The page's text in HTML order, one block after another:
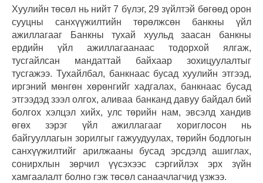
Хуулийн төсөл нь нийт 7 бүлэг, 29 зүйлтэй бөгөөд орон
сууцны санхүүжилтийн төрөлжсөн банкны үйл
ажиллагааг Банкны тухай хуульд заасан банкны
ердийн үйл ажиллагаанаас тодорхой ялгаж,
тусгайлсан мандаттай байхаар зохицуулалтыг
тусгажээ. Тухайлбал, банкнаас бусад хуулийн этгээд,
иргэний мөнгөн хөрөнгийг хадгалах, банкнаас бусад
этгээдэд зээл олгох, аливаа банканд давуу байдал бий
болгох хэлцэл хийх, улс төрийн нам, эвсэлд хандив
өгөх зэрэг үйл ажиллагааг хориглосон нь
байгууллагын зорилгыг гажуудуулах, төрийн бодлогын
санхүүжилтийг арилжааны бусад эрсдэлд ашиглах,
сонирхлын зөрчил үүсэхээс сэргийлэх эрх зүйн
хамгаалалт болно гэж төсөл санаачлагчид үзжээ.